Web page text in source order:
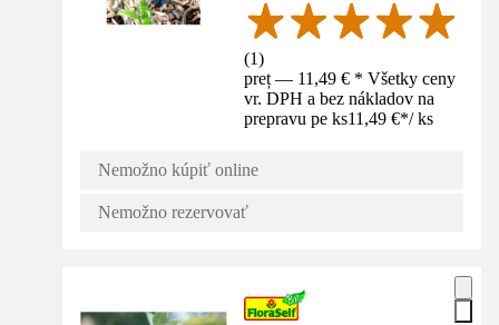
(1)
preț — 11,49 € * Všetky ceny
vr. DPH a bez nákladov na
prepravu pe ks11,49 €*/ ks
Nemožno kúpiť online
Nemožno rezervovať